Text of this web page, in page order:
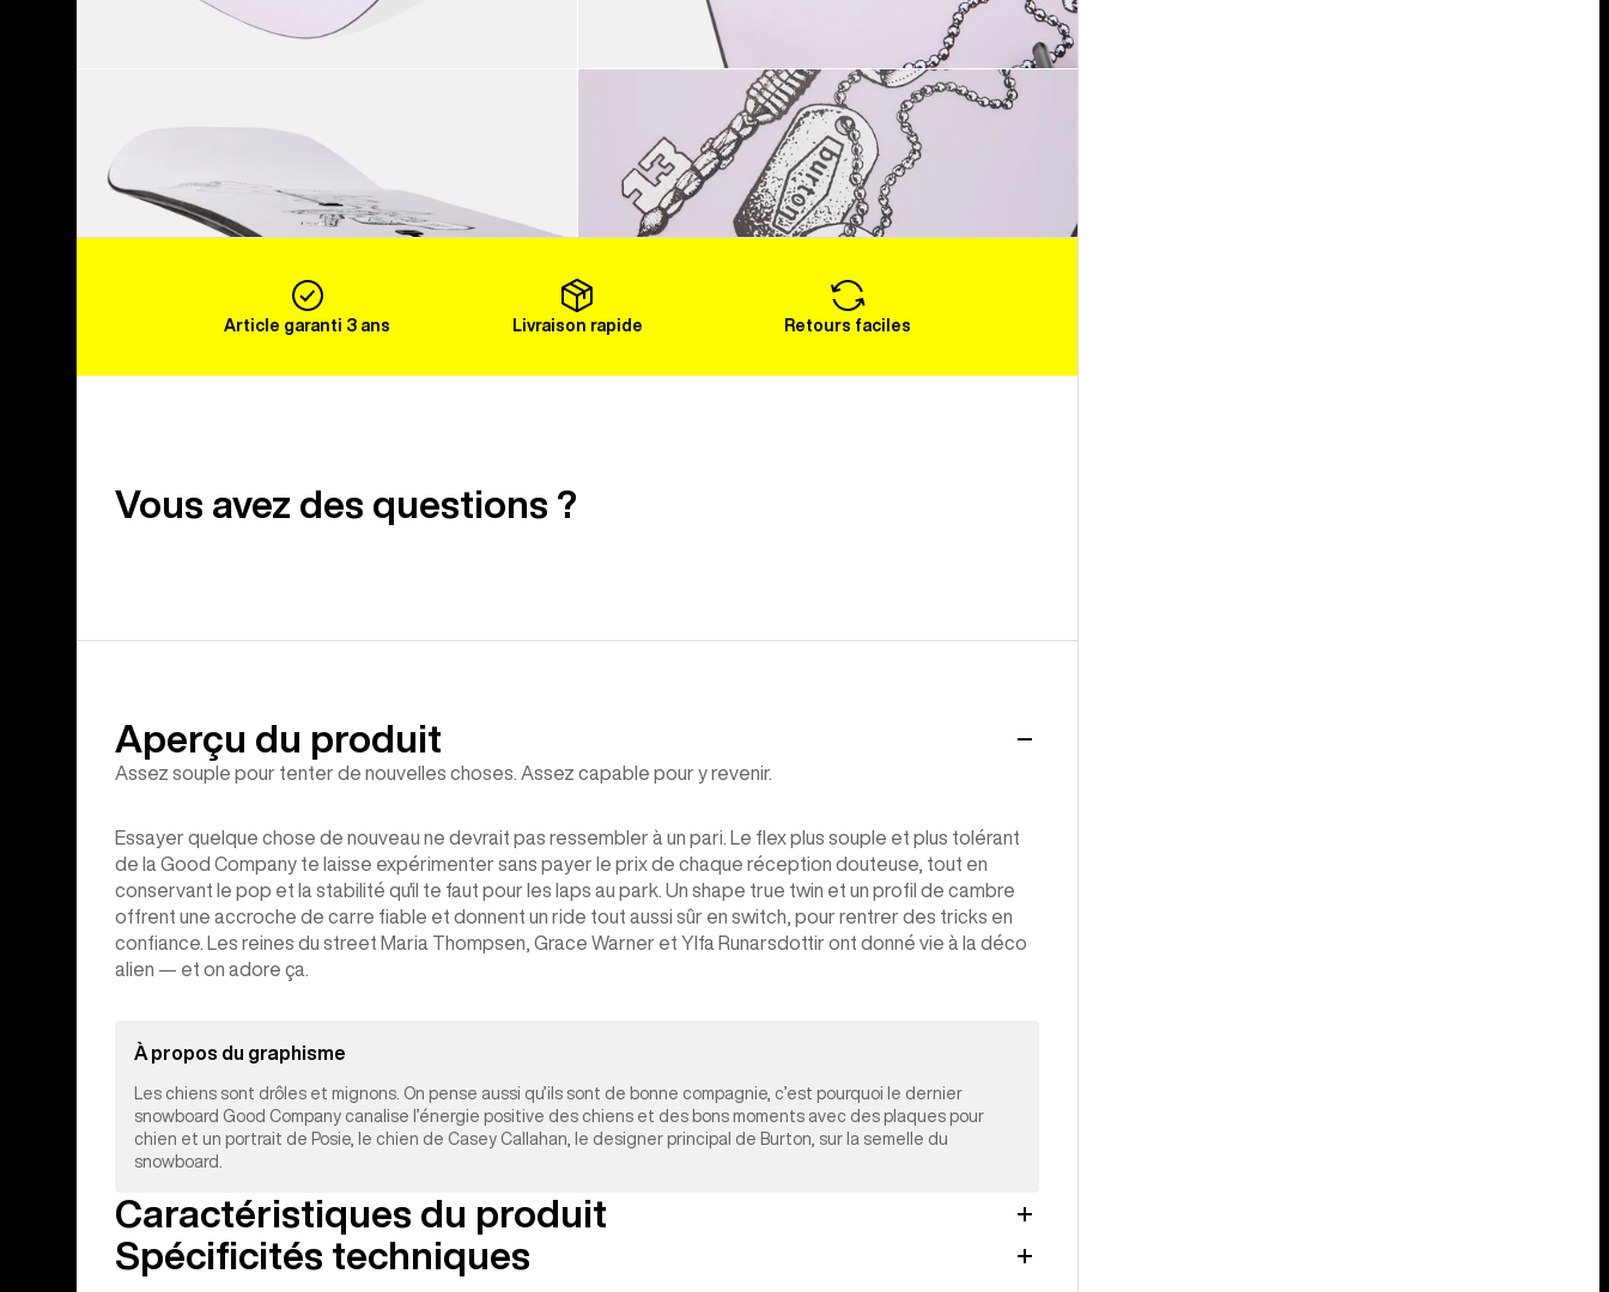
Voir plus
Article garanti 3 ans Livraison rapide Retours faciles
Vous avez des questions ?
Aperçu du produit
Assez souple pour tenter de nouvelles choses. Assez capable pour y revenir.
Essayer quelque chose de nouveau ne devrait pas ressembler à un pari. Le flex plus souple et plus tolérant
de la Good Company te laisse expérimenter sans payer le prix de chaque réception douteuse, tout en
conservant le pop et la stabilité qu'il te faut pour les laps au park. Un shape true twin et un profil de cambre
offrent une accroche de carre fiable et donnent un ride tout aussi sûr en switch, pour rentrer des tricks en
confiance. Les reines du street Maria Thompsen, Grace Warner et Ylfa Runarsdottir ont donné vie à la déco
alien — et on adore ça.
À propos du graphisme
Les chiens sont drôles et mignons. On pense aussi qu’ils sont de bonne compagnie, c’est pourquoi le dernier
snowboard Good Company canalise l’énergie positive des chiens et des bons moments avec des plaques pour
chien et un portrait de Posie, le chien de Casey Callahan, le designer principal de Burton, sur la semelle du
snowboard.
Caractéristiques du produit
Spécificités techniques